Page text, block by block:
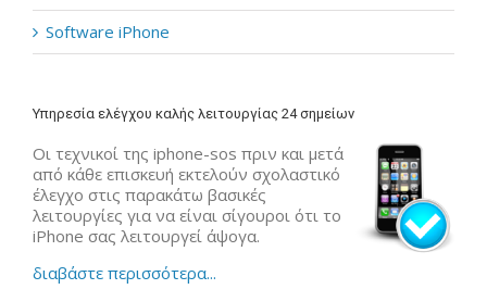
Software iPhone
Υπηρεσία ελέγχου καλής λειτουργίας 24 σημείων
Οι τεχνικοί της iphone-sos πριν και μετά
από κάθε επισκευή εκτελούν σχολαστικό
έλεγχο στις παρακάτω βασικές
λειτουργίες για να είναι σίγουροι ότι το
iPhone σας λειτουργεί άψογα.
διαβάστε περισσότερα...